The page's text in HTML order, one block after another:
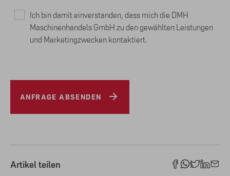
Ich bin damit einverstanden, dass mich die DMH
Maschinenhandels GmbH zu den gewählten Leistungen
und Marketingzwecken kontaktiert.
ANFRAGE ABSENDEN
Artikel teilen